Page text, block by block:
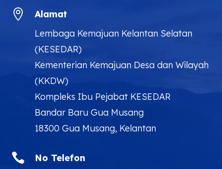

Alamat
Lembaga Kemajuan Kelantan Selatan
(KESEDAR)
Kementerian Kemajuan Desa dan Wilayah
(KKDW)
Kompleks Ibu Pejabat KESEDAR
Bandar Baru Gua Musang
18300 Gua Musang, Kelantan

No Telefon